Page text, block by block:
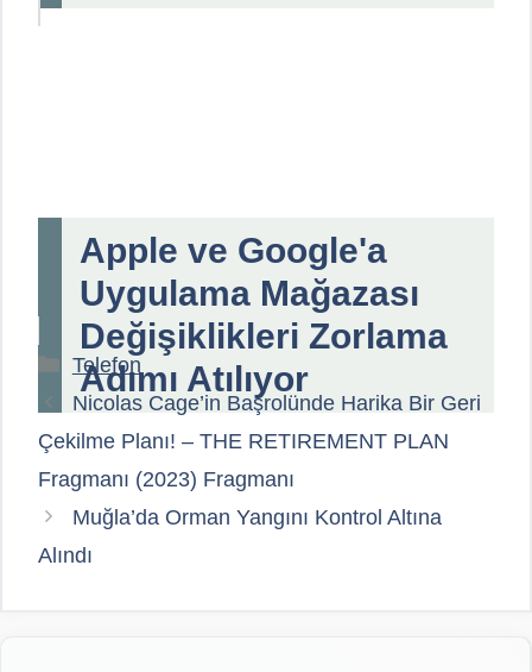
Apple ve Google'a
Uygulama Mağazası
Değişiklikleri Zorlama
Adımı Atılıyor
Kategoriler
Telefon
Nicolas Cage’in Başrolünde Harika Bir Geri
Çekilme Planı! – THE RETIREMENT PLAN
Fragmanı (2023) Fragmanı
Muğla’da Orman Yangını Kontrol Altına
Alındı